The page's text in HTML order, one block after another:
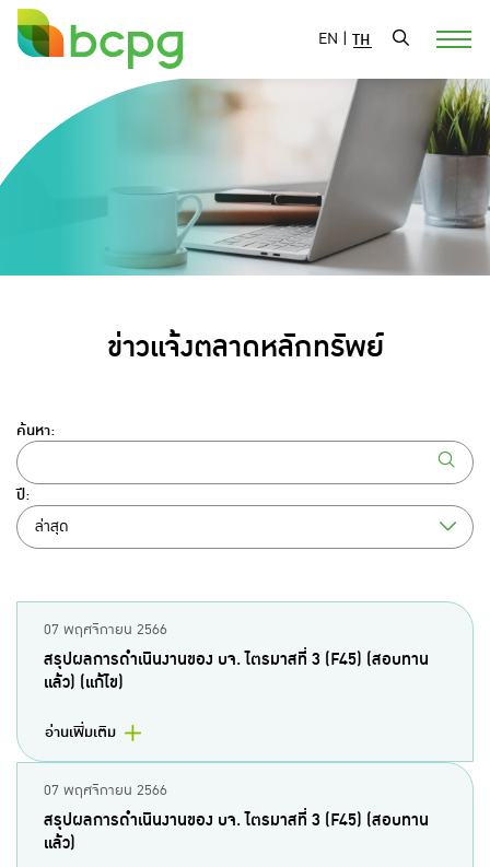
EN | TH
ข่าวแจ้งตลาดหลักทรัพย์
ค้นหา:
ปี:
ล่าสุด
07 พฤศจิกายน 2566
สรุปผลการดำเนินงานของ บจ. ไตรมาสที่ 3 (F45) (สอบทาน
แล้ว) (แก้ไข)
อ่านเพิ่มเติม
07 พฤศจิกายน 2566
สรุปผลการดำเนินงานของ บจ. ไตรมาสที่ 3 (F45) (สอบทาน
แล้ว)